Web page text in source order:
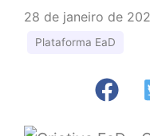
28 de janeiro de
Plataforma EaD